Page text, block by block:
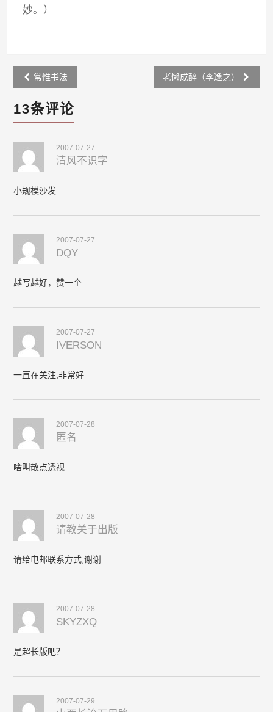
妙。）
Post
navigation
常惟书法 老懒成醉（李逸之）
13条评论
2007-07-27
清风不识字
小规模沙发
2007-07-27
DQY
越写越好，赞一个
2007-07-27
IVERSON
一直在关注,非常好
2007-07-28
匿名
啥叫散点透视
2007-07-28
请教关于出版
请给电邮联系方式,谢谢.
2007-07-28
SKYZXQ
是超长版吧？
2007-07-29